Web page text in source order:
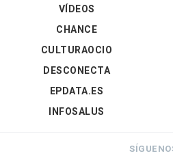
VÍDEOS
CHANCE
CULTURAOCIO
DESCONECTA
EPDATA.ES
INFOSALUS